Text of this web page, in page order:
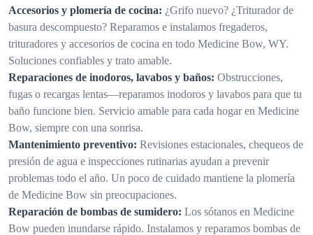
Accesorios y plomería de cocina: ¿Grifo nuevo? ¿Triturador de
basura descompuesto? Reparamos e instalamos fregaderos,
trituradores y accesorios de cocina en todo Medicine Bow, WY.
Soluciones confiables y trato amable.
Reparaciones de inodoros, lavabos y baños: Obstrucciones,
fugas o recargas lentas—reparamos inodoros y lavabos para que tu
baño funcione bien. Servicio amable para cada hogar en Medicine
Bow, siempre con una sonrisa.
Mantenimiento preventivo: Revisiones estacionales, chequeos de
presión de agua e inspecciones rutinarias ayudan a prevenir
problemas todo el año. Un poco de cuidado mantiene la plomería
de Medicine Bow sin preocupaciones.
Reparación de bombas de sumidero: Los sótanos en Medicine
Bow pueden inundarse rápido. Instalamos y reparamos bombas de